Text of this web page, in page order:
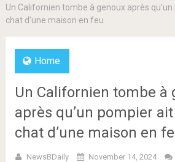
Un Californien tombe à genoux après
chat d’une maison en feu
Home
Un Californien tombe à
après qu’un pompier
chat d’une maison en
NewsBDaily November 14, 2024